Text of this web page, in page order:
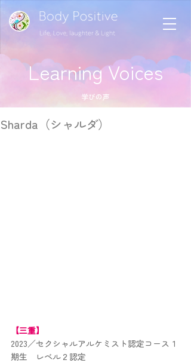
Learning Voices
学びの声
Sharda（シャルダ）
【三重】
2023／セクシャルアルケミスト認定コース１
期生　レベル２認定